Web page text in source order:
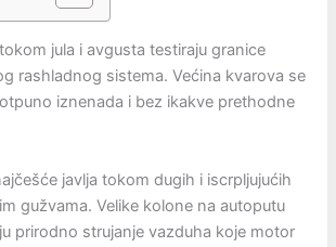
jula i avgusta testiraju granice
rashladnog sistema. Većina kvarova se
iznenada i bez ikakve prethodne
javlja tokom dugih i iscrpljujućih
gužvama. Velike kolone na autoputu
prirodno strujanje vazduha koje motor